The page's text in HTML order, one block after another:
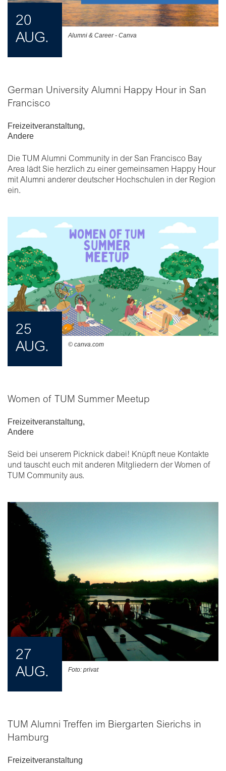
Alumni & Career - Canva
20
AUG.
German University Alumni Happy Hour in San
Francisco
Freizeitveranstaltung,
Andere
Die TUM Alumni Community in der San Francisco Bay
Area lädt Sie herzlich zu einer gemeinsamen Happy Hour
mit Alumni anderer deutscher Hochschulen in der Region
ein.
© canva.com
25
AUG.
Women of TUM Summer Meetup
Freizeitveranstaltung,
Andere
Seid bei unserem Picknick dabei! Knüpft neue Kontakte
und tauscht euch mit anderen Mitgliedern der Women of
TUM Community aus.
Foto: privat
27
AUG.
TUM Alumni Treffen im Biergarten Sierichs in
Hamburg
Freizeitveranstaltung